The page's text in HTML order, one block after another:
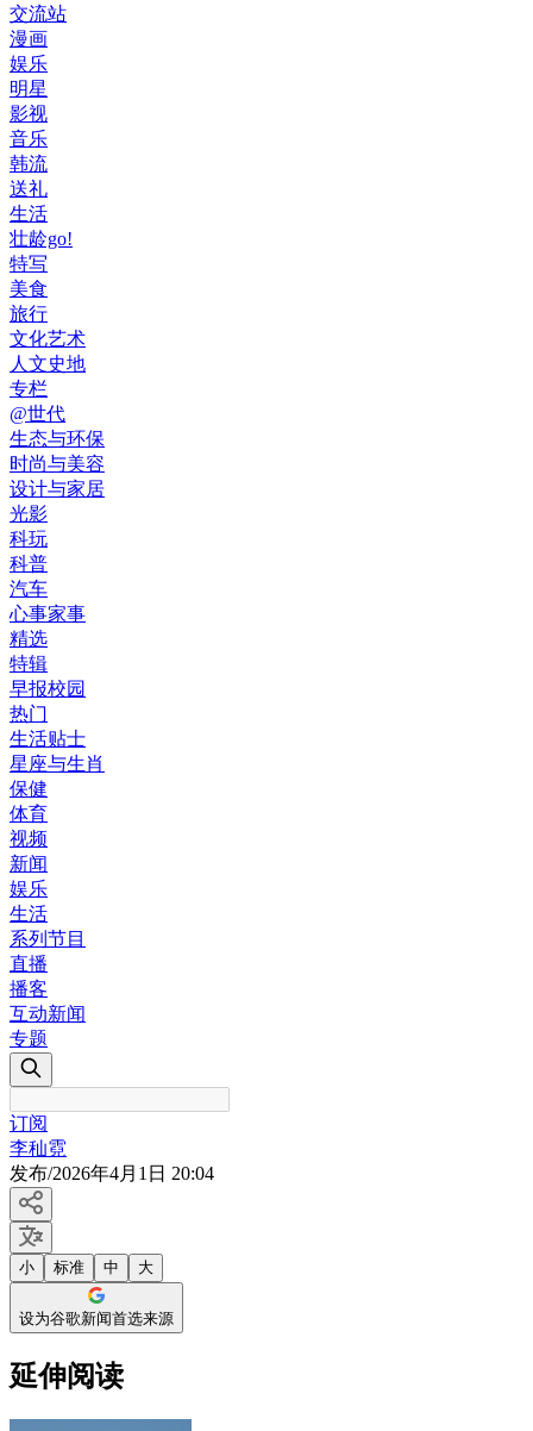
交流站
漫画
娱乐
明星
影视
音乐
韩流
送礼
生活
壮龄go!
特写
美食
旅行
文化艺术
人文史地
专栏
@世代
生态与环保
时尚与美容
设计与家居
光影
科玩
科普
汽车
心事家事
精选
特辑
早报校园
热门
生活贴士
星座与生肖
保健
体育
视频
新闻
娱乐
生活
系列节目
直播
播客
互动新闻
专题
订阅
李秈霓
发布/2026年4月1日 20:04
小 标准 中 大
设为谷歌新闻首选来源
延伸阅读